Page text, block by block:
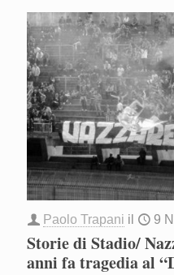
Paolo Trapani il 9
Storie di Stadio/
anni fa tragedia al